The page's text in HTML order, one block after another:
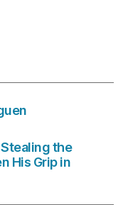
the
His Grip in